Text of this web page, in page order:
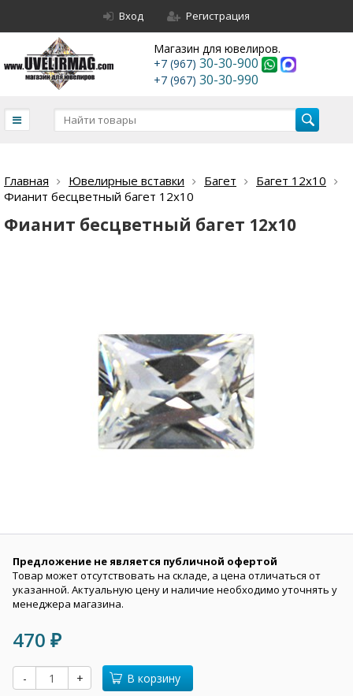
Вход Регистрация
Магазин для ювелиров.
+7 (967) 30-30-900
+7 (967) 30-30-990
Главная Ювелирные вставки Багет
Багет 12х10
Фианит бесцветный багет 12х10
Фианит бесцветный багет 12х10
Предложение не является публичной офертой
Товар может отсутствовать на складе, а цена отличаться от
указанной. Актуальную цену и наличие необходимо уточнять у
менеджера магазина.
470 ₽
- + В корзину